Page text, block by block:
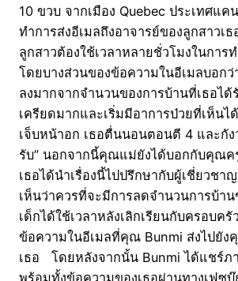
10 ขวบ จากเมือง Quebec ประเทศแค
ทำการส่งอีเมลถึงอาจารย์ของลูกสาวเธ
ลูกสาวต้องใช้เวลาหลายชั่วโมงในการ
โดยบางส่วนของข้อความในอีเมลบอก
ลงมากจากจำนวนของการบ้านที่เธอได้
เครียดมากและเริ่มมีอาการป่วยที่เห็นไ
เจ็บหน้าอก เธอตื่นนอนตอนตี 4 และกัง
รับ” นอกจากนี้คุณแม่ยังได้บอกกับคุณค
เธอได้นำเรื่องนี้ไปปรึกษากับผู้เชี่ยวชา
เห็นว่าควรที่จะมีการลดจำนวนการบ้าน
เด็กได้ใช้เวลาหลังเลิกเรียนกับครอบค
ข้อความในอีเมลที่คุณ Bunmi ส่งไปยัง
เธอ โดยหลังจากนั้น Bunmi ได้แชร์ภ
พร้อมทั้งข้อความของเธอผ่านทางเฟซบุ๊